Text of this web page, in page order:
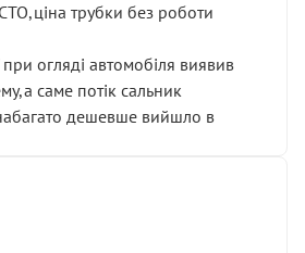
трубки без роботи
огляді автомобіля виявив
саме потік сальник
дешевше вийшло в